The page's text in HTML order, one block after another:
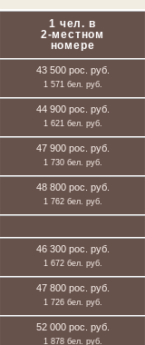
1 чел. в
2-местном
номере
43 500 рос. руб.
1 571 бел. руб.
44 900 рос. руб.
1 621 бел. руб.
47 900 рос. руб.
1 730 бел. руб.
48 800 рос. руб.
1 762 бел. руб.
46 300 рос. руб.
1 672 бел. руб.
47 800 рос. руб.
1 726 бел. руб.
52 000 рос. руб.
1 878 бел. руб.